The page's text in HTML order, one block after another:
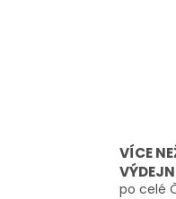
VÍCE
po celé